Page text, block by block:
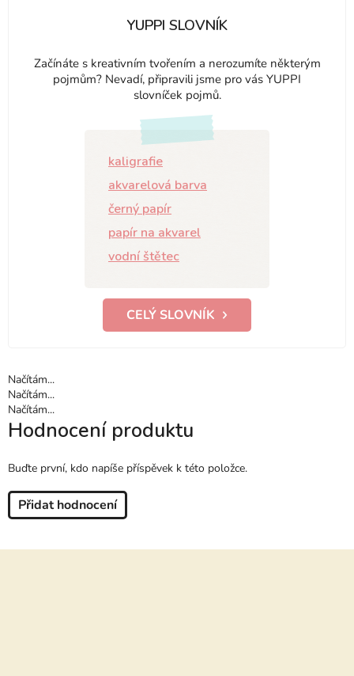
YUPPI SLOVNÍK
Začínáte s kreativním tvořením a nerozumíte některým
pojmům? Nevadí, připravili jsme pro vás YUPPI
slovníček pojmů.
kaligrafie
akvarelová barva
černý papír
papír na akvarel
vodní štětec
CELÝ SLOVNÍK
Načítám...
Načítám...
Načítám...
Hodnocení produktu
Buďte první, kdo napíše příspěvek k této položce.
Přidat hodnocení